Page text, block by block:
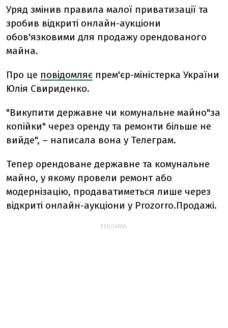
Уряд змінив правила малої приватизації та
зробив відкриті онлайн-аукціони
обов'язковими для продажу орендованого
майна.
Про це повідомляє прем'єр-міністерка України
Юлія Свириденко.
"Викупити державне чи комунальне майно"за
копійки" через оренду та ремонти більше не
вийде", – написала вона у Телеграм.
Тепер орендоване державне та комунальне
майно, у якому провели ремонт або
модернізацію, продаватиметься лише через
відкриті онлайн-аукціони у Prozorro.Продажі.
РЕКЛАМА: